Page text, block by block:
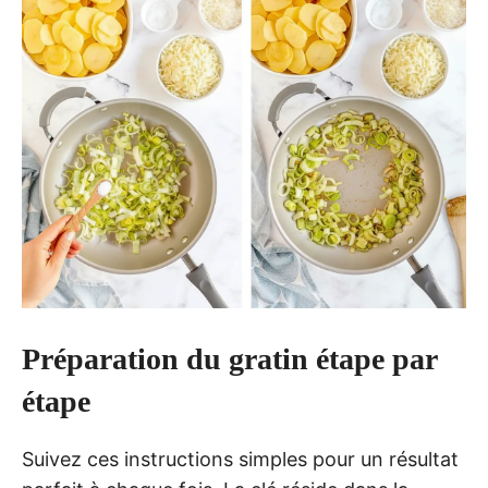
Préparation du gratin étape par
étape
Suivez ces instructions simples pour un résultat